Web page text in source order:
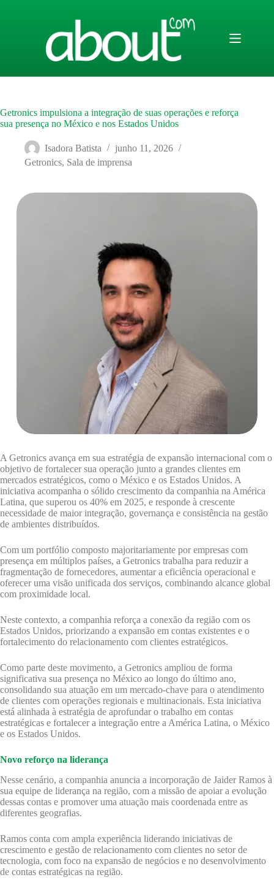
Getronics impulsiona a integração de suas operações e reforça
sua presença no México e nos Estados Unidos
Isadora Batista
junho 11, 2026
Getronics, Sala de imprensa
A Getronics avança em sua estratégia de expansão internacional com o
objetivo de fortalecer sua operação junto a grandes clientes em
mercados estratégicos, como o México e os Estados Unidos. A
iniciativa acompanha o sólido crescimento da companhia na América
Latina, que superou os 40% em 2025, e responde à crescente
necessidade de maior integração, governança e consistência na gestão
de ambientes distribuídos.
Com um portfólio composto majoritariamente por empresas com
presença em múltiplos países, a Getronics trabalha para reduzir a
fragmentação de fornecedores, aumentar a eficiência operacional e
oferecer uma visão unificada dos serviços, combinando alcance global
com proximidade local.
Neste contexto, a companhia reforça a conexão da região com os
Estados Unidos, priorizando a expansão em contas existentes e o
fortalecimento do relacionamento com clientes estratégicos.
Como parte deste movimento, a Getronics ampliou de forma
significativa sua presença no México ao longo do último ano,
consolidando sua atuação em um mercado-chave para o atendimento
de clientes com operações regionais e multinacionais. Esta iniciativa
está alinhada à estratégia de aprofundar o trabalho em contas
estratégicas e fortalecer a integração entre a América Latina, o México
e os Estados Unidos.
Novo reforço na liderança
Nesse cenário, a companhia anuncia a incorporação de Jaider Ramos à
sua equipe de liderança na região, com a missão de apoiar a evolução
dessas contas e promover uma atuação mais coordenada entre as
diferentes geografias.
Ramos conta com ampla experiência liderando iniciativas de
crescimento e gestão de relacionamento com clientes no setor de
tecnologia, com foco na expansão de negócios e no desenvolvimento
de contas estratégicas na região.